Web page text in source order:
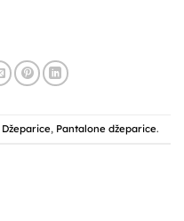
Džeparice, Pantalone džeparice.